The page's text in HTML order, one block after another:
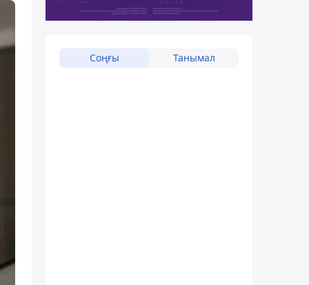
Соңғы Танымал